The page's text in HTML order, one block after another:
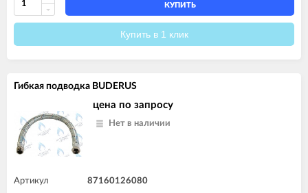
КУПИТЬ
Купить в 1 клик
Гибкая подводка BUDERUS
цена по запросу
Нет в наличии
Артикул 87160126080